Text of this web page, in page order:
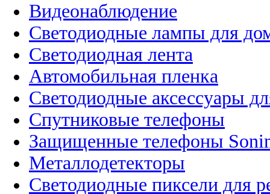
Видеонаблюдение
Светодиодные лампы для
Светодиодная лента
Автомобильная пленка
Светодиодные аксессуары
Спутниковые телефоны
Защищенные телефоны
Металлодетекторы
Светодиодные пиксели для